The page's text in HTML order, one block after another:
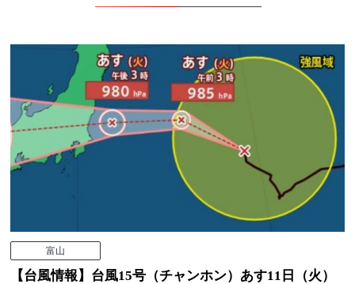
富山
【台風情報】台風15号（チャンホン）あす11日（火）